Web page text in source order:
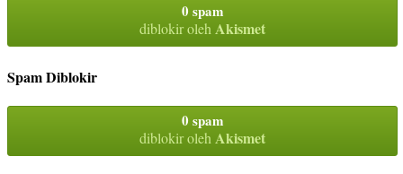
0 spam
diblokir olehAkismet
Spam Diblokir
0 spam
diblokir oleh Akismet